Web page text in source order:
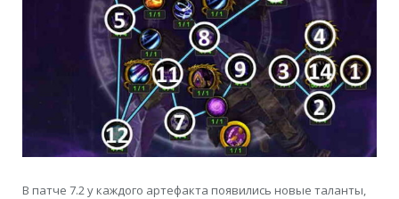
В патче 7.2 у каждого артефакта появились новые таланты,